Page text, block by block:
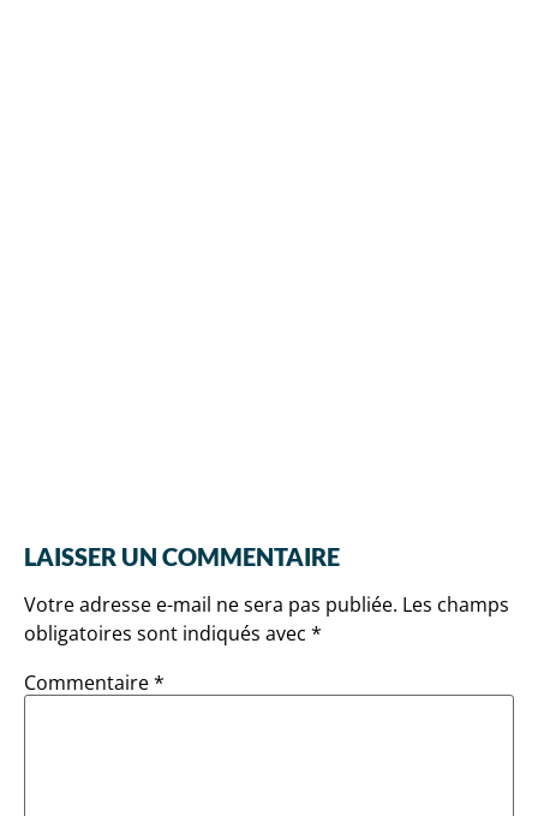
LAISSER UN COMMENTAIRE
Votre adresse e-mail ne sera pas publiée. Les champs
obligatoires sont indiqués avec *
Commentaire*